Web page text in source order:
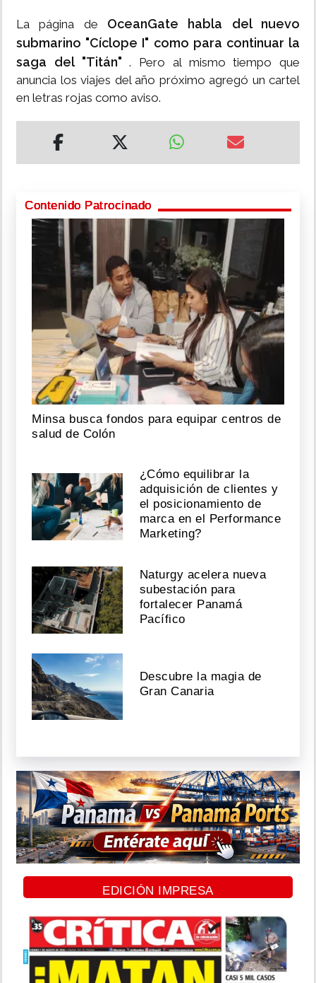
La página de OceanGate habla del nuevo
submarino "Cíclope I" como para continuar la
saga del "Titán" . Pero al mismo tiempo que
anuncia los viajes del año próximo agregó un cartel
en letras rojas como aviso.
Contenido Patrocinado
Minsa busca fondos para equipar centros de
salud de Colón
¿Cómo equilibrar la
adquisición de clientes y
el posicionamiento de
marca en el Performance
Marketing?
Naturgy acelera nueva
subestación para
fortalecer Panamá
Pacífico
Descubre la magia de
Gran Canaria
EDICIÓN IMPRESA